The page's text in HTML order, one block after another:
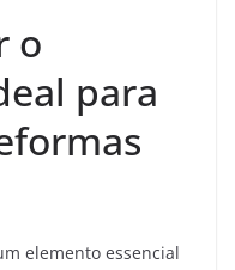
o
para
elemento essencial